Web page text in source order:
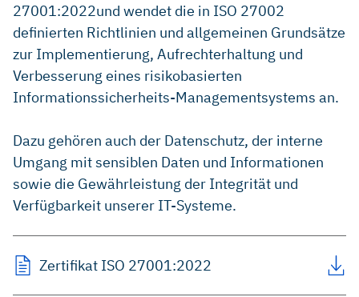
27001:2022und wendet die in ISO 27002
definierten Richtlinien und allgemeinen Grundsätze
zur Implementierung, Aufrechterhaltung und
Verbesserung eines risikobasierten
Informationssicherheits-Managementsystems an.
Dazu gehören auch der Datenschutz, der interne
Umgang mit sensiblen Daten und Informationen
sowie die Gewährleistung der Integrität und
Verfügbarkeit unserer IT-Systeme.
Zertifikat ISO 27001:2022